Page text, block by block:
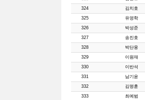
324
김치호
325
유영학
326
박성준
327
송진호
328
박단웅
329
이원재
330
이반석
331
남기윤
332
김명훈
333
최예범